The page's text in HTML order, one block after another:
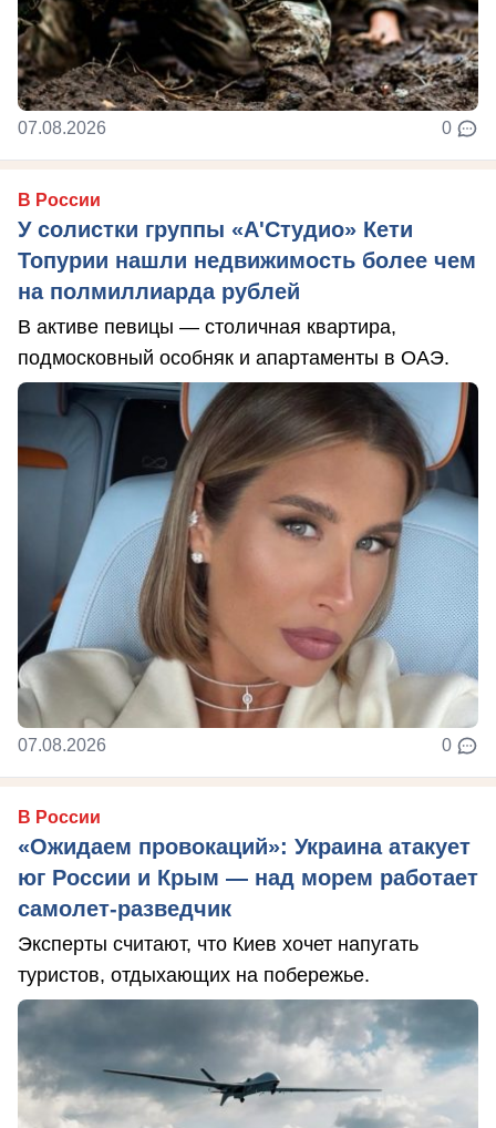
07.08.2026 0
В России
У солистки группы «А'Студио» Кети
Топурии нашли недвижимость более чем
на полмиллиарда рублей
В активе певицы — столичная квартира,
подмосковный особняк и апартаменты в ОАЭ.
07.08.2026 0
В России
«Ожидаем провокаций»: Украина атакует
юг России и Крым — над морем работает
самолет-разведчик
Эксперты считают, что Киев хочет напугать
туристов, отдыхающих на побережье.